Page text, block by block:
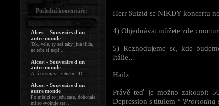
Herr Suizid se NIKDY koncertu
4) Objednávat můžete zde :
5) Rozhodujeme se, kde
Itálie…
Hailz
Právě teď je možno zakoupit
Depression s titulem “"Promoting
Poslední komentáře:
Alcest - Souvenirs d'un
autre monde
Tak, vole, ty seš taky jiná třída,
na tebe si nepř ..
Alcest - Souvenirs d'un
autre monde
A já to smazal z disku :-D ..
Alcest - Souvenirs d'un
autre monde
Po měsíci to jedu zase, dokonale
mi to evokuje sta ..